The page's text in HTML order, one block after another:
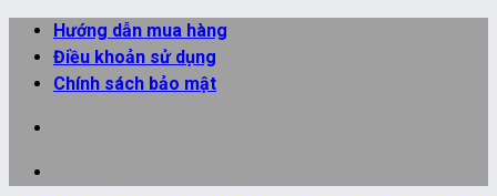
qua
Hướng dẫn mua hàng
Điều khoản sử dụng
Chính sách bảo mật